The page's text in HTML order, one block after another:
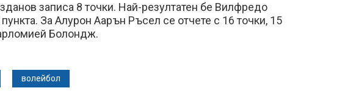
записа 8 точки. Най-резултатен бе Вилфредо
За Алурон Аарън Ръсел се отчете с 16 точки, 15
Болондж.
волейбол